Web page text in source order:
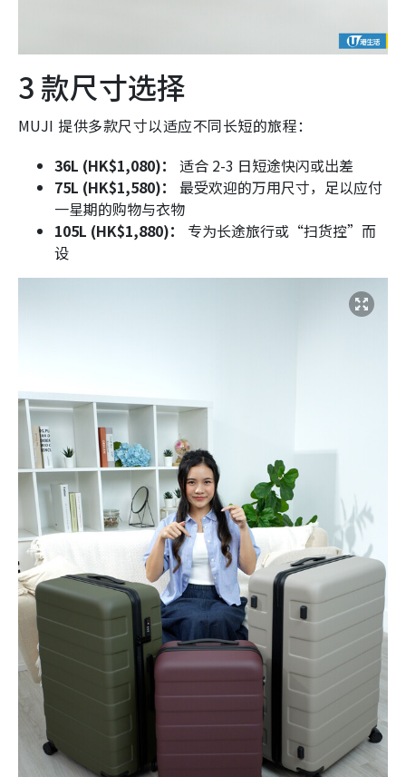
3 款尺寸选择
MUJI 提供多款尺寸以适应不同长短的旅程：
36L (HK$1,080)：
适合 2-3 日短途快闪或出差
75L (HK$1,580)：
最受欢迎的万用尺寸，足以应付
一星期的购物与衣物
105L (HK$1,880)：
专为长途旅行或“扫货控”而
设